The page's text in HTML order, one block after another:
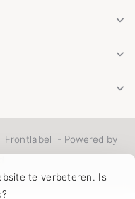
te verbeteren. Is
Frontlabel
- Powered by